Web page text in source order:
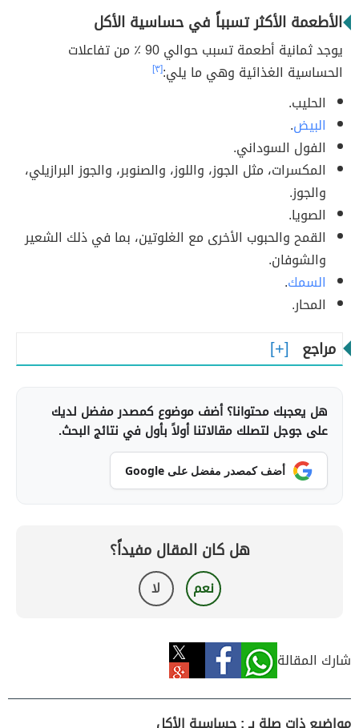
الأطعمة الأكثر تسبباً في حساسية الأكل
يوجد ثمانية أطعمة تسبب حوالي 90 ٪ من تفاعلات
الحساسية الغذائية وهي ما يلي:[٣]
الحليب.
البيض.
الفول السوداني.
المكسرات، مثل الجوز، واللوز، والصنوبر، والجوز البرازيلي،
والجوز.
الصويا.
القمح والحبوب الأخرى مع الغلوتين، بما في ذلك الشعير
والشوفان.
السمك.
المحار.
مراجع
هل يعجبك محتوانا؟ أضف موضوع كمصدر مفضل لديك
على جوجل لتصلك مقالاتنا أولاً بأول في نتائج البحث.
أضف كمصدر مفضل على Google
هل كان المقال مفيداً؟
نعم لا
شارك المقالة